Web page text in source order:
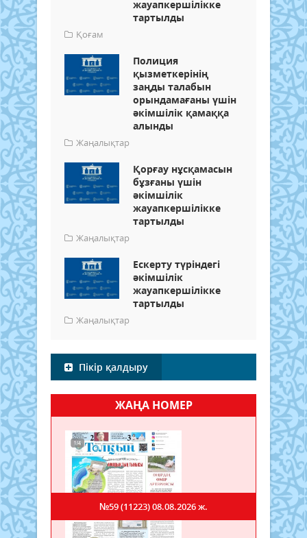
жауапкершілікке
тартылды
Қоғам
Полиция
қызметкерінің
заңды талабын
орындамағаны үшін
әкімшілік қамаққа
алынды
Жаңалықтар
Қорғау нұсқамасын
бұзғаны үшін
әкімшілік
жауапкершілікке
тартылды
Жаңалықтар
Ескерту түріндегі
әкімшілік
жауапкершілікке
тартылды
Жаңалықтар
Пікір қалдыру
ЖАҢА НОМЕР
№59 (11223)08.08.2026 ж.